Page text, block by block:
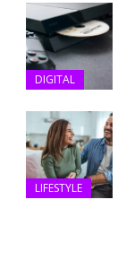
DIGITAL
LIFESTYLE